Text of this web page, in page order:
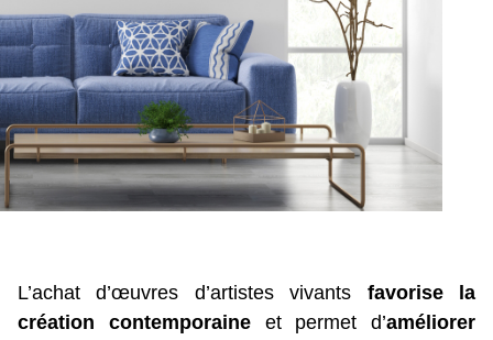
L’achat d’œuvres d’artistes vivants favorise la
création contemporaineet permet d’améliorer